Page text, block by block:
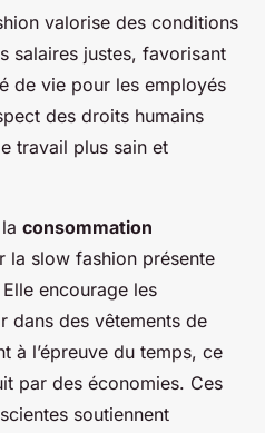
valorise des conditions
salaires justes, favorisant
de vie pour les employés
des droits humains
travail plus sain et
consommation
la slow fashion présente
encourage les
dans des vêtements de
à l’épreuve du temps, ce
par des économies. Ces
soutiennent